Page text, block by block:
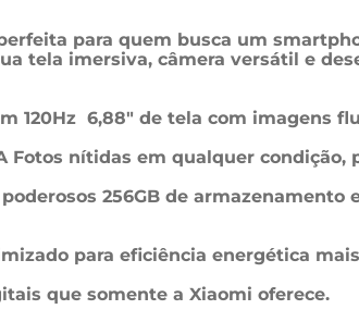
para quem busca um
tela imersiva, câmera versátil e
120Hz  6,88" de tela com imagens
Fotos nítidas em qualquer
para eficiência energética
que somente a Xiaomi oferece.